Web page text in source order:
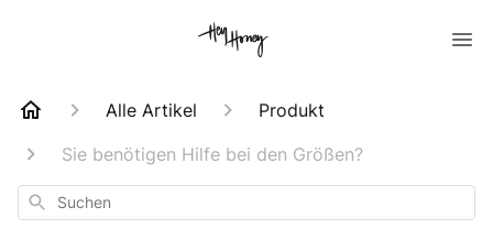
Alle Artikel
Produkt
Sie benötigen Hilfe bei den Größen?
Suchen